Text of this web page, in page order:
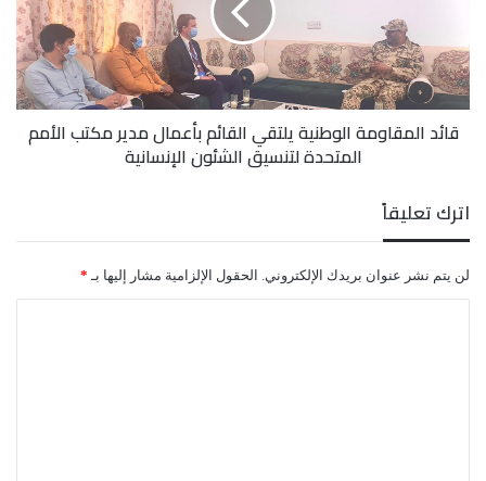
كما أدى الحريق لوقوع أضرار في المحال التجارية
والمنشآت والممتلكات والمنازل المجاورة للمحطة إلى
جانب تضرر السيارات المتواجدة في موقع الحادث.
مدير
مكتب
الأمم
المتحدة
قائد المقاومة الوطنية يلتقي القائم بأعمال مدير مكتب الأمم
المتحدة لتنسيق الشئون الإنسانية
اترك تعليقاً
لن يتم نشر عنوان بريدك الإلكتروني. الحقول الإلزامية مشار إليها بـ *